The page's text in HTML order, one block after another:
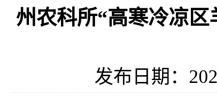
州农科所“高寒冷凉
发布日期：